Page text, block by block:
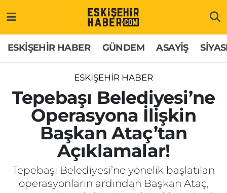
ESKİŞEHİR HABER GÜNDEM ASAYİŞ
ESKİŞEHİR HABER
Tepebaşı Belediyesi’ne
Operasyona İlişkin
Başkan Ataç’tan
Açıklamalar!
Tepebaşı Belediyesi’ne yönelik başlatılan
operasyonların ardından Başkan Ataç,
GÜNDEM
ASAYİŞ
SİYASET
EKONOMİ
SAĞLIK
Hakkımızda
İletişim
Künye
Odunpazarı Trafik Yoğunluk Haritası
Süper Lig Puan Durumu ve Fikstür
Tüm Manşetler
Son Dakika Haberleri
Haber Arşivi